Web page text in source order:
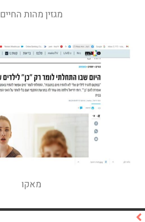
מגזין מהות החיים
מאקו